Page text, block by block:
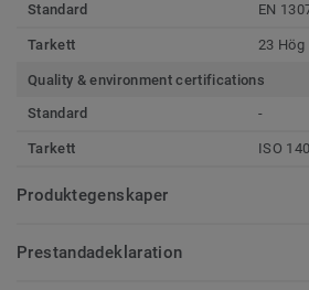
Standard
EN
Tarkett 23 Hög
Quality & environment certifications
Standard
-
Tarkett ISO
Produktegenskaper
Prestandadeklaration